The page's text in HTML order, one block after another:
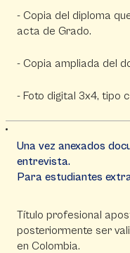
- Copia del diploma
acta de Grado.
- Copia ampliada del
- Foto digital 3x4, tipo
Una vez anexados
entrevista.
Para estudiantes
Título profesional
posteriormente ser
en Colombia.